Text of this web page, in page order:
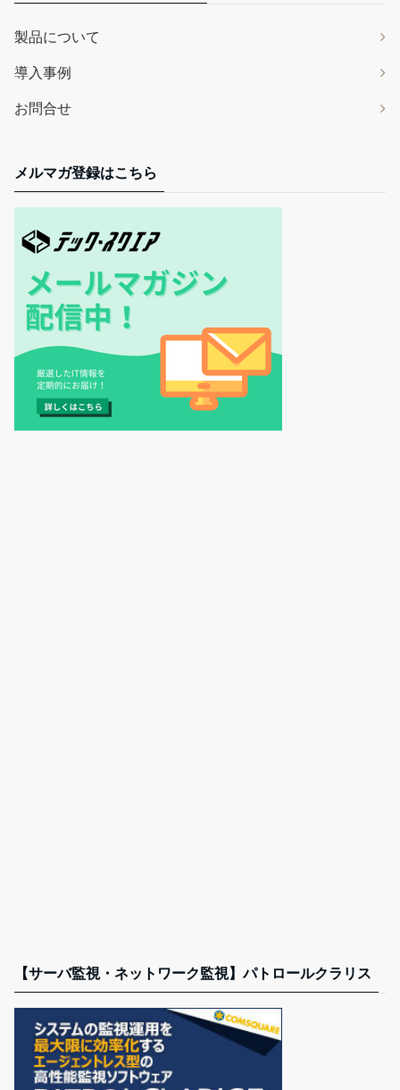
製品について
導入事例
お問合せ
メルマガ登録はこちら
【サーバ監視・ネットワーク監視】パトロールクラリス